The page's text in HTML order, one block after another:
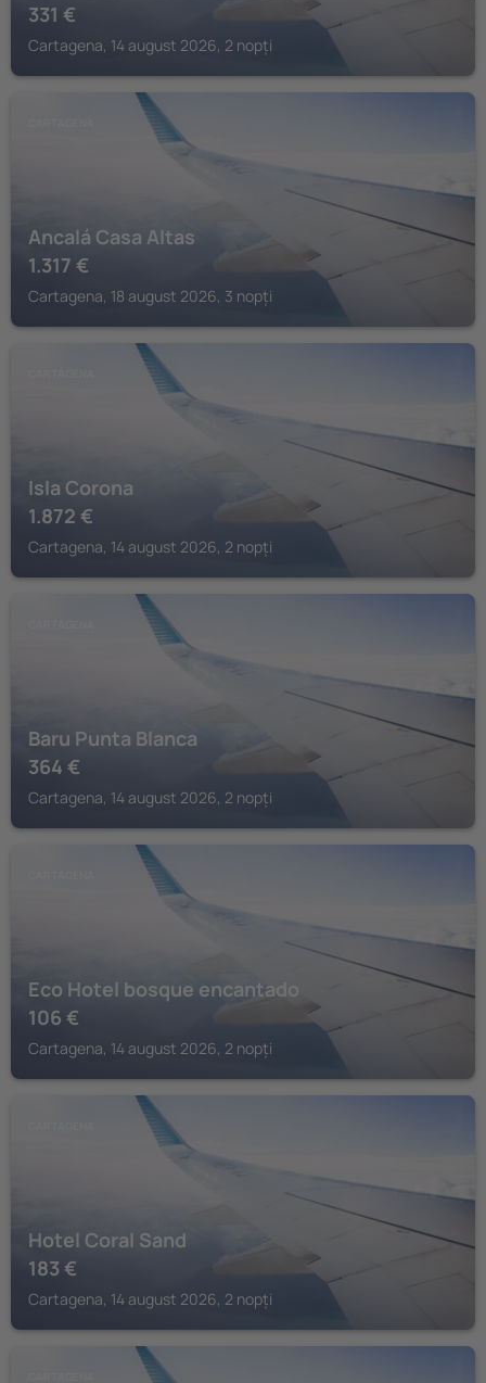
331 €
Cartagena, 14 august 2026, 2 nopți
Ancalá Casa Altas
1.317 €
Cartagena, 18 august 2026, 3 nopți
Isla Corona
1.872 €
Cartagena, 14 august 2026, 2 nopți
Baru Punta Blanca
364 €
Cartagena, 14 august 2026, 2 nopți
Eco Hotel bosque encantado
106 €
Cartagena, 14 august 2026, 2 nopți
Hotel Coral Sand
183 €
Cartagena, 14 august 2026, 2 nopți